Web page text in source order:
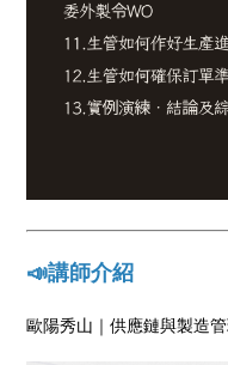
📣講師介紹
歐陽秀山｜供應鏈與製造